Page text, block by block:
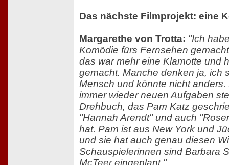
Das nächste Filmprojekt: eine
Margarethe von Trotta: "Ich
Komödie fürs Fernsehen
das war mehr eine Klamotte und
gemacht. Manche denken ja, ich
Mensch und könnte nicht
immer wieder neuen Aufgaben
Drehbuch, das Pam Katz
"Hannah Arendt" und auch
hat. Pam ist aus New York und
und sie hat auch genau diesen
Schauspielerinnen sind Barbara